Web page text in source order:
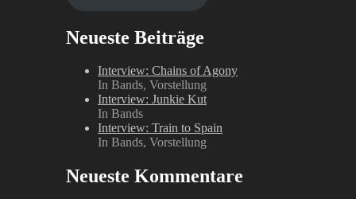
Neueste Beiträge
Interview: Chains of Agony
In Bands, Vorstellung
Interview: Junkie Kut
In Bands
Interview: Train to Spain
In Bands, Vorstellung
Neueste Kommentare